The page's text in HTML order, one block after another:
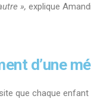
», explique
d’une
que chaque enfant